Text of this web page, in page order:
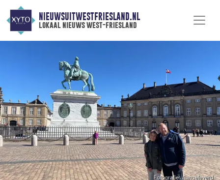
NIEUWSUITWESTFRIESLAND.NL
lokaal nieuws west-friesland